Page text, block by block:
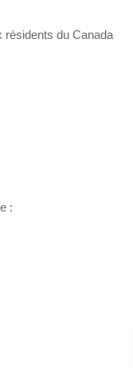
résidents du Canada
: